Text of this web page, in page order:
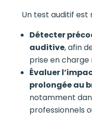
Un test auditif est
Détecter
auditive, afin
prise en
Évaluer
prolongée au
notamment
professionnels